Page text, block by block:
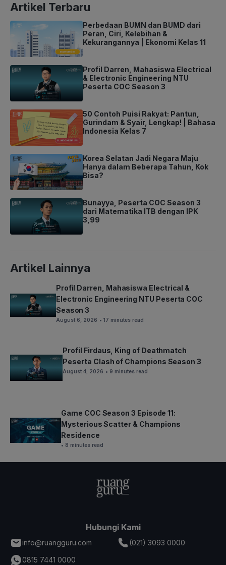
Artikel Terbaru
Perbedaan BUMN dan BUMD dari
Peran, Ciri, Kelebihan &
Kekurangannya | Ekonomi Kelas 11
Profil Darren, Mahasiswa Electrical
& Electronic Engineering NTU
Peserta COC Season 3
50 Contoh Puisi Rakyat: Pantun,
Gurindam & Syair, Lengkap! | Bahasa
Indonesia Kelas 7
Korea Selatan Jadi Negara Maju
Hanya dalam Beberapa Tahun, Kok
Bisa?
Bunayya, Peserta COC Season 3
dari Matematika ITB dengan IPK
3,99
Artikel Lainnya
Profil Darren, Mahasiswa Electrical &
Electronic Engineering NTU Peserta COC
Season 3
August 6, 2026 • 17 minutes read
Profil Firdaus, King of Deathmatch
Peserta Clash of Champions Season 3
August 4, 2026 • 9 minutes read
Game COC Season 3 Episode 11:
Mysterious Scatter & Champions
Residence
• 8 minutes read
Hubungi Kami
info@ruangguru.com
(021) 3093 0000
0815 7441 0000